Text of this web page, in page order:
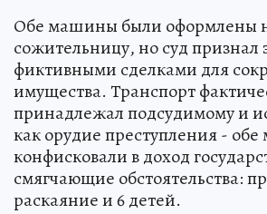
Обе машины были оформлены
сожительницу, но суд признал
фиктивными сделками для
имущества. Транспорт
принадлежал подсудимому и
как орудие преступления -
конфисковали в доход
смягчающие обстоятельства:
раскаяние и 6 детей.